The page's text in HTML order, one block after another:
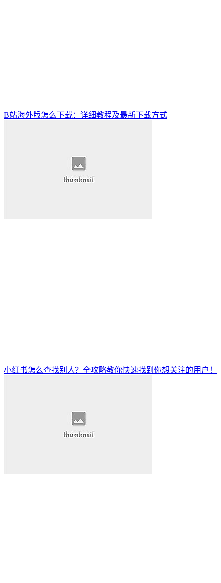
B站海外版怎么下载：详细教程及最新下载方式
小红书怎么查找别人？全攻略教你快速找到你想关注的用户！